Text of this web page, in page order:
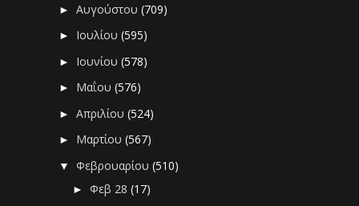
►Αυγούστου(709)
► Ιουλίου(595)
► Ιουνίου(578)
► Μαΐου(576)
►Απριλίου(524)
► Μαρτίου(567)
▼Φεβρουαρίου(510)
►Φεβ 28(17)